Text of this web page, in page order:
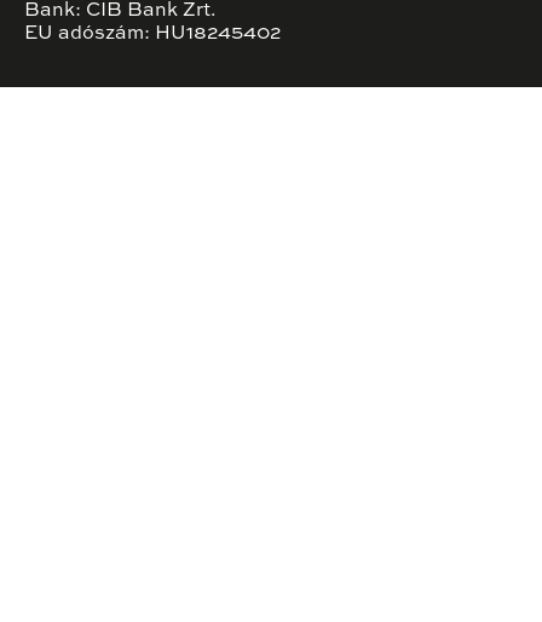
Bank: CIB Bank Zrt.
EU adószám: HU18245402